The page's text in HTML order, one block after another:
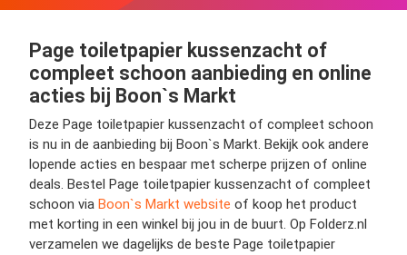
Page toiletpapier kussenzacht of
compleet schoon aanbieding en online
acties bij Boon`s Markt
Deze Page toiletpapier kussenzacht of compleet schoon
is nu in de aanbieding bij Boon`s Markt. Bekijk ook andere
lopende acties en bespaar met scherpe prijzen of online
deals. Bestel Page toiletpapier kussenzacht of compleet
schoon via Boon`s Markt website of koop het product
met korting in een winkel bij jou in de buurt. Op Folderz.nl
verzamelen we dagelijks de beste Page toiletpapier